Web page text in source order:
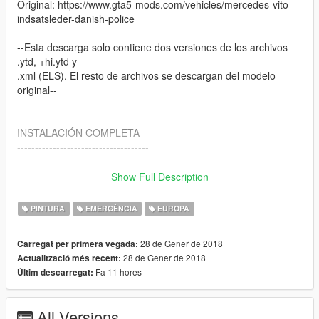
Original: https://www.gta5-mods.com/vehicles/mercedes-vito-
indsatsleder-danish-police
--Esta descarga solo contiene dos versiones de los archivos
.ytd, +hi.ytd y
.xml (ELS). El resto de archivos se descargan del modelo
original--
-------------------------------------
INSTALACIÓN COMPLETA
-------------------------------------
Este vehículo va sustituye al archivo FIRETRUK o se puede
utilizar otro camión de bomberos.
- INSTALACIÓN DEL VEHÍCULO
-1º Abrir la carpeta "Lysbro" del modelo original
-2º Renombrar los archivos de "policeold2" a "firetruk"
Show Full Description
PINTURA EMERGÈNCIA EUROPA
Carregat per primera vegada: 28 de Gener de 2018
Actualització més recent: 28 de Gener de 2018
Últim descarregat: Fa 11 hores